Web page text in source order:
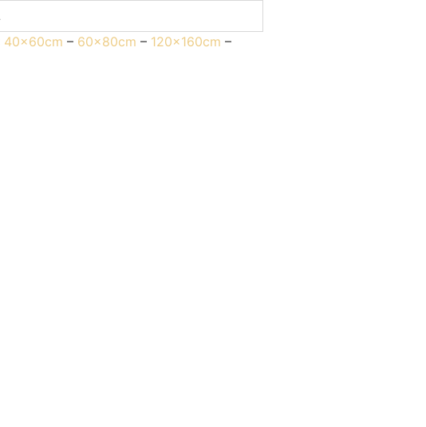
40x60cm – 60x80cm – 120x160cm –